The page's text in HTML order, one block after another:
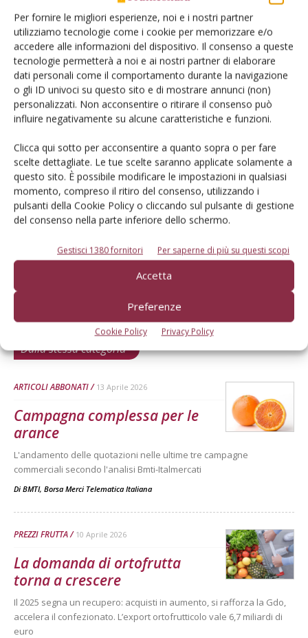
Per fornire le migliori esperienze, noi e i nostri partner
utilizziamo tecnologie come i cookie per memorizzare e/o
accedere alle informazioni del dispositivo. Il consenso a queste
tecnologie permetterà a noi e ai nostri partner di elaborare
dati personali come il comportamento durante la navigazione
o gli ID univoci su questo sito e di mostrare annunci (non)
personalizzati. Non acconsentire o ritirare il consenso può
influire negativamente su alcune caratteristiche e funzioni.
Clicca qui sotto per acconsentire a quanto sopra o per fare
scelte dettagliate. Le tue scelte saranno applicate solamente a
questo sito. È possibile modificare le impostazioni in qualsiasi
momento, compreso il ritiro del consenso, utilizzando i
pulsanti della Cookie Policy o cliccando sul pulsante di gestione
del consenso nella parte inferiore dello schermo.
Gestisci 1380 fornitori Per saperne di più su questi scopi
Accetta
Preferenze
Cookie Policy Privacy Policy
Un modo semplice per cercare un'azienda o un
prodotto!
Cerca adesso
L'Esperto risponde
I consigli di Terra e Vita agli agricoltori
Cerca adesso
Dalla stessa categoria
ARTICOLI ABBONATI 13 Aprile 2026
Campagna complessa per le
arance
L'andamento delle quotazioni nelle ultime tre campagne
commerciali secondo l'analisi Bmti-Italmercati
Di BMTI, Borsa Merci Telematica Italiana
PREZZI FRUTTA 10 Aprile 2026
La domanda di ortofrutta
torna a crescere
Il 2025 segna un recupero: acquisti in aumento, si rafforza la Gdo,
accelera il confezionato. L’export ortofrutticolo vale 6,7 miliardi di
euro